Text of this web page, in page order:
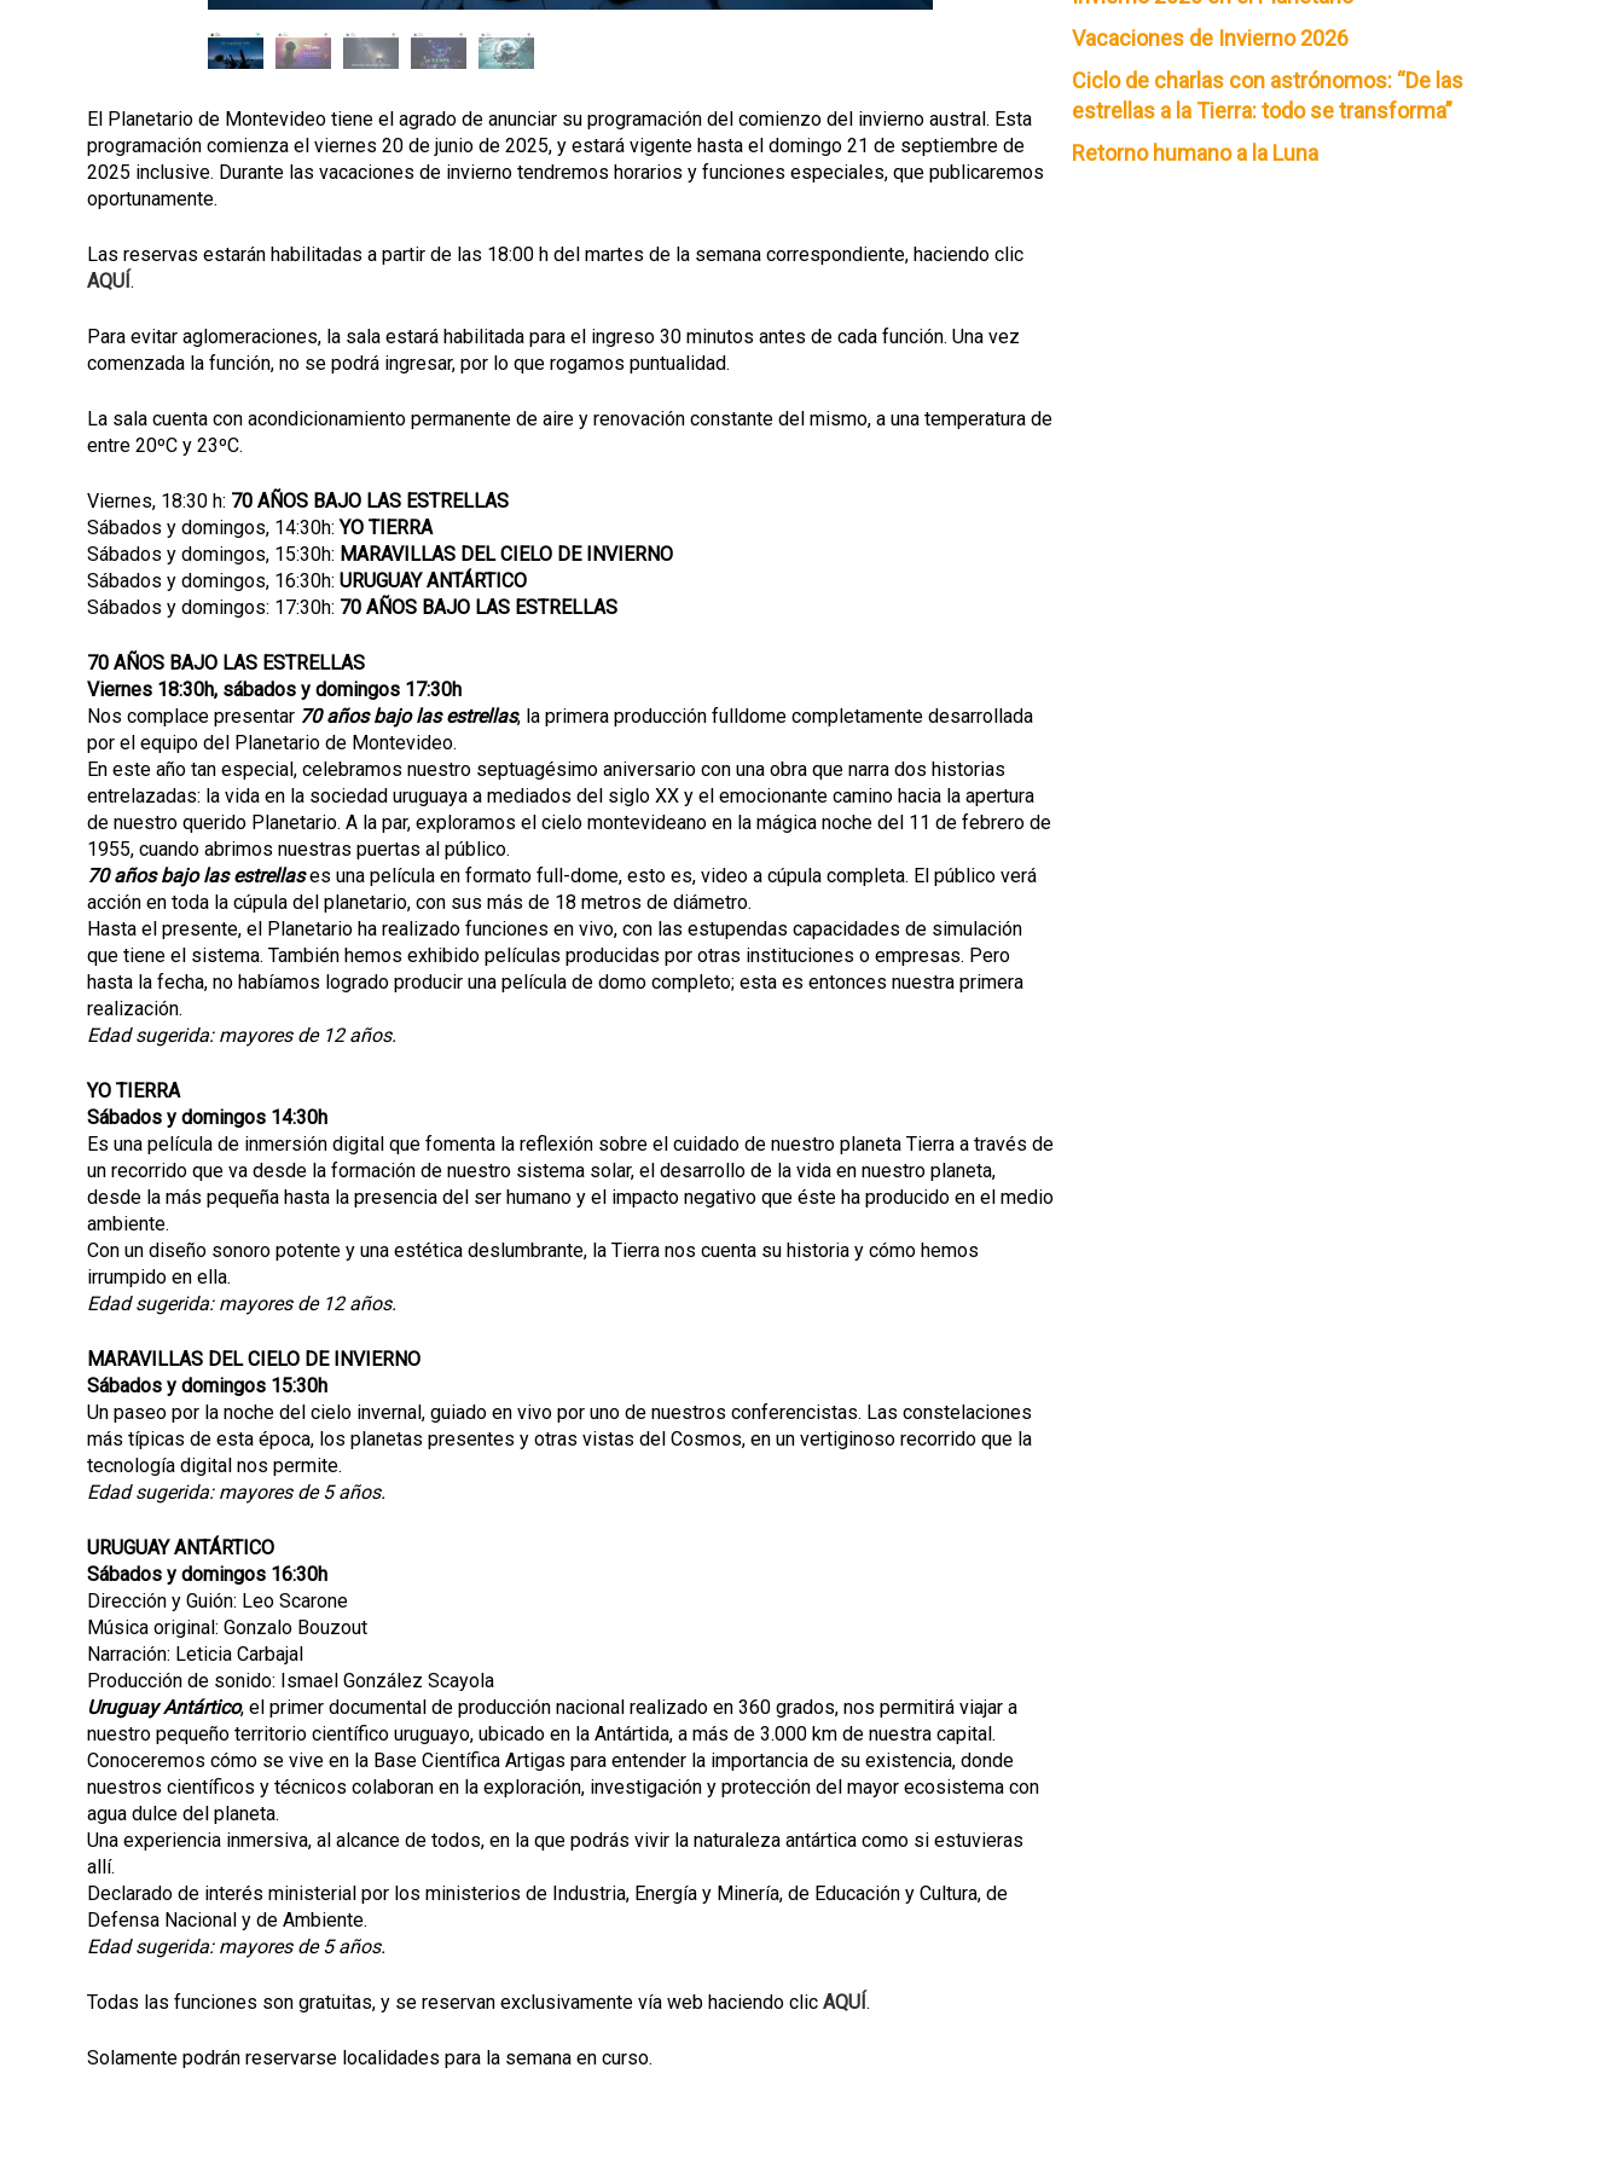
El Planetario de Montevideo tiene el agrado de anunciar su programación del comienzo del invierno austral. Esta
programación comienza el viernes 20 de junio de 2025, y estará vigente hasta el domingo 21 de septiembre de
2025 inclusive. Durante las vacaciones de invierno tendremos horarios y funciones especiales, que publicaremos
oportunamente.
Las reservas estarán habilitadas a partir de las 18:00 h del martes de la semana correspondiente, haciendo clic
AQUÍ.
Para evitar aglomeraciones, la sala estará habilitada para el ingreso 30 minutos antes de cada función. Una vez
comenzada la función, no se podrá ingresar, por lo que rogamos puntualidad.
La sala cuenta con acondicionamiento permanente de aire y renovación constante del mismo, a una temperatura de
entre 20ºC y 23ºC.
Viernes, 18:30 h: 70 AÑOS BAJO LAS ESTRELLAS
Sábados y domingos, 14:30h:YO TIERRA
Sábados y domingos, 15:30h: MARAVILLAS DEL CIELO DE INVIERNO
Sábados y domingos, 16:30h: URUGUAY ANTÁRTICO
Sábados y domingos: 17:30h: 70 AÑOS BAJO LAS ESTRELLAS
70 AÑOS BAJO LAS ESTRELLAS
Viernes 18:30h, sábados y domingos 17:30h
Nos complace presentar 70 años bajo las estrellas, la primera producción fulldome completamente desarrollada
por el equipo del Planetario de Montevideo.
En este año tan especial, celebramos nuestro septuagésimo aniversario con una obra que narra dos historias
entrelazadas: la vida en la sociedad uruguaya a mediados del siglo XX y el emocionante camino hacia la apertura
de nuestro querido Planetario. A la par, exploramos el cielo montevideano en la mágica noche del 11 de febrero de
1955, cuando abrimos nuestras puertas al público.
70 años bajo las estrellases una película en formato full-dome, esto es, video a cúpula completa. El público verá
acción en toda la cúpula del planetario, con sus más de 18 metros de diámetro.
Hasta el presente, el Planetario ha realizado funciones en vivo, con las estupendas capacidades de simulación
que tiene el sistema. También hemos exhibido películas producidas por otras instituciones o empresas. Pero
hasta la fecha, no habíamos logrado producir una película de domo completo; esta es entonces nuestra primera
realización.
Edad sugerida: mayores de 12 años.
YO TIERRA
Sábados y domingos 14:30h
Es una película de inmersión digital que fomenta la reflexión sobre el cuidado de nuestro planeta Tierra a través de
un recorrido que va desde la formación de nuestro sistema solar, el desarrollo de la vida en nuestro planeta,
desde la más pequeña hasta la presencia del ser humano y el impacto negativo que éste ha producido en el medio
ambiente.
Con un diseño sonoro potente y una estética deslumbrante, la Tierra nos cuenta su historia y cómo hemos
irrumpido en ella.
Edad sugerida: mayores de 12 años.
MARAVILLAS DEL CIELO DE INVIERNO
Sábados y domingos 15:30h
Un paseo por la noche del cielo invernal, guiado en vivo por uno de nuestros conferencistas. Las constelaciones
más típicas de esta época, los planetas presentes y otras vistas del Cosmos, en un vertiginoso recorrido que la
tecnología digital nos permite.
Edad sugerida: mayores de 5 años.
URUGUAY ANTÁRTICO
Sábados y domingos 16:30h
Dirección y Guión: Leo Scarone
Música original: Gonzalo Bouzout
Narración: Leticia Carbajal
Producción de sonido: Ismael González Scayola
Uruguay Antártico, el primer documental de producción nacional realizado en 360 grados, nos permitirá viajar a
nuestro pequeño territorio científico uruguayo, ubicado en la Antártida, a más de 3.000 km de nuestra capital.
Conoceremos cómo se vive en la Base Científica Artigas para entender la importancia de su existencia, donde
nuestros científicos y técnicos colaboran en la exploración, investigación y protección del mayor ecosistema con
agua dulce del planeta.
Una experiencia inmersiva, al alcance de todos, en la que podrás vivir la naturaleza antártica como si estuvieras
allí.
Declarado de interés ministerial por los ministerios de Industria, Energía y Minería, de Educación y Cultura, de
Defensa Nacional y de Ambiente.
Edad sugerida: mayores de 5 años.
Todas las funciones son gratuitas, y se reservan exclusivamente vía web haciendo clic AQUÍ.
Solamente podrán reservarse localidades para la semana en curso.
Vacaciones de Invierno 2026
Ciclo de charlas con astrónomos: “De las
estrellas a la Tierra: todo se transforma”
Retorno humano a la Luna